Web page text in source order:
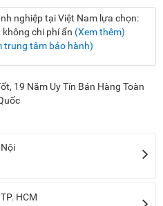
nghiệp tại Việt Nam lựa chọn:
chi phí ẩn (Xem thêm)
trung tâm bảo hành)
19 Năm Uy Tín Bán Hàng Toàn
HCM